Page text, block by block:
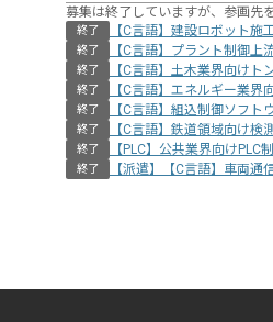
募集は終了していますが、参画先
終了 【C言語】建設ロボット施
終了 【C言語】プラント制御上
終了 【C言語】土木業界向け
終了 【C言語】エネルギー業界
終了 【C言語】組込制御ソフト
終了 【C言語】鉄道領域向け検
終了 【PLC】公共業界向けPLC
終了 【派遣】【C言語】車両通